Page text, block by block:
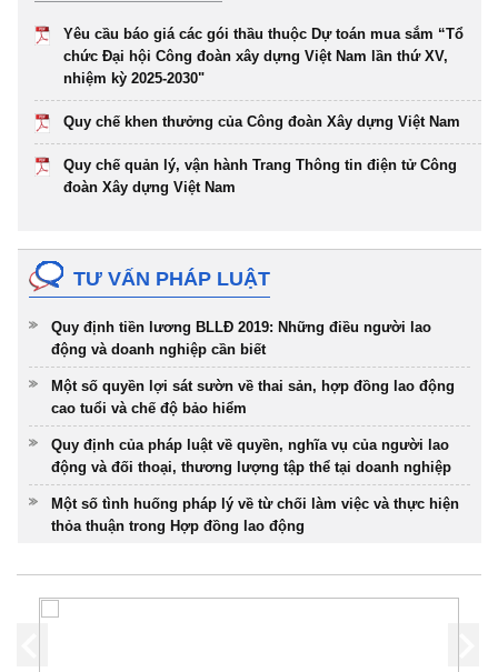
Yêu cầu báo giá các gói thầu thuộc Dự toán mua sắm “Tổ
chức Đại hội Công đoàn xây dựng Việt Nam lần thứ XV,
nhiệm kỳ 2025-2030"
Quy chế khen thưởng của Công đoàn Xây dựng Việt Nam
Quy chế quản lý, vận hành Trang Thông tin điện tử Công
đoàn Xây dựng Việt Nam
TƯ VẤN PHÁP LUẬT
Quy định tiền lương BLLĐ 2019: Những điều người lao
động và doanh nghiệp cần biết
Một số quyền lợi sát sườn về thai sản, hợp đồng lao động
cao tuổi và chế độ bảo hiểm
Quy định của pháp luật về quyền, nghĩa vụ của người lao
động và đối thoại, thương lượng tập thể tại doanh nghiệp
Một số tình huống pháp lý về từ chối làm việc và thực hiện
thỏa thuận trong Hợp đồng lao động